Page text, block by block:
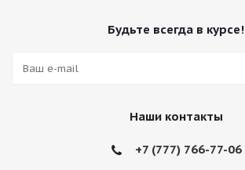
Будьте всегда в курсе!
Наши контакты
+7 (777) 766-77-06